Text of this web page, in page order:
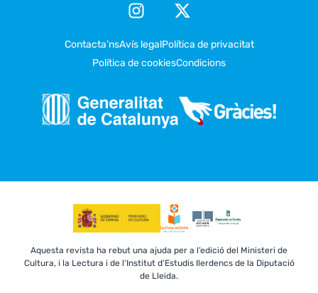
Contacta’nsAvís legalPolítica de privacitat
Política de cookiesCondicions
Aquesta revista ha rebut una ajuda per a l’edició del Ministeri de
Cultura, i la Lectura i de l’Institut d’Estudis Ilerdencs de la Diputació
de Lleida.